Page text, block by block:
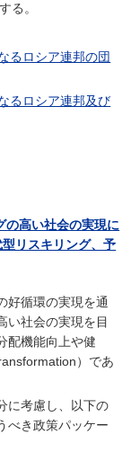
る。
るロシア連邦の団
るロシア連邦及び
高い社会の実現に
リスキリング、予
好循環の実現を通
い社会の実現を目
配機能向上や健
）であ
に考慮し、以下の
べき政策パッケー